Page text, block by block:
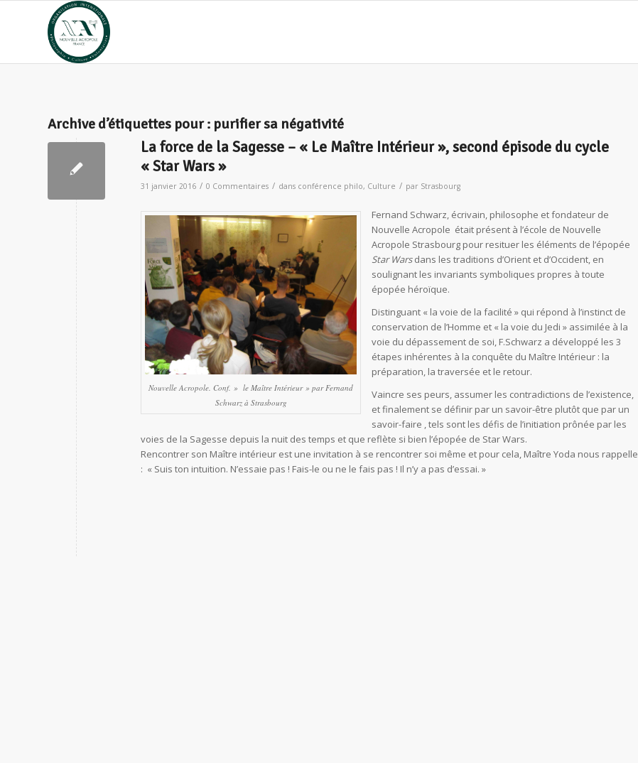
Archive d’étiquettes pour : purifier sa négativité
La force de la Sagesse – « Le Maître Intérieur », second épisode du cycle
« Star Wars »
31 janvier 2016 / 0 Commentaires / dans conférence philo, Culture / par Strasbourg
Nouvelle Acropole. Conf. » le Maître Intérieur » par Fernand
Schwarz à Strasbourg
Fernand Schwarz, écrivain, philosophe et fondateur de
Nouvelle Acropole était présent à l’école de Nouvelle
Acropole Strasbourg pour resituer les éléments de l’épopée
Star Warsdans les traditions d’Orient et d’Occident, en
soulignant les invariants symboliques propres à toute
épopée héroïque.
Distinguant « la voie de la facilité » qui répond à l’instinct de
conservation de l’Homme et « la voie du Jedi » assimilée à la
voie du dépassement de soi, F.Schwarz a développé les 3
étapes inhérentes à la conquête du Maître Intérieur : la
préparation, la traversée et le retour.
Vaincre ses peurs, assumer les contradictions de l’existence,
et finalement se définir par un savoir-être plutôt que par un
savoir-faire , tels sont les défis de l’initiation prônée par les
voies de la Sagesse depuis la nuit des temps et que reflète si bien l’épopée de Star Wars.
Rencontrer son Maître intérieur est une invitation à se rencontrer soi même et pour cela, Maître Yoda nous rappelle
: « Suis ton intuition. N’essaie pas ! Fais-le ou ne le fais pas ! Il n’y a pas d’essai. »